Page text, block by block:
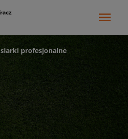
profesjonalne